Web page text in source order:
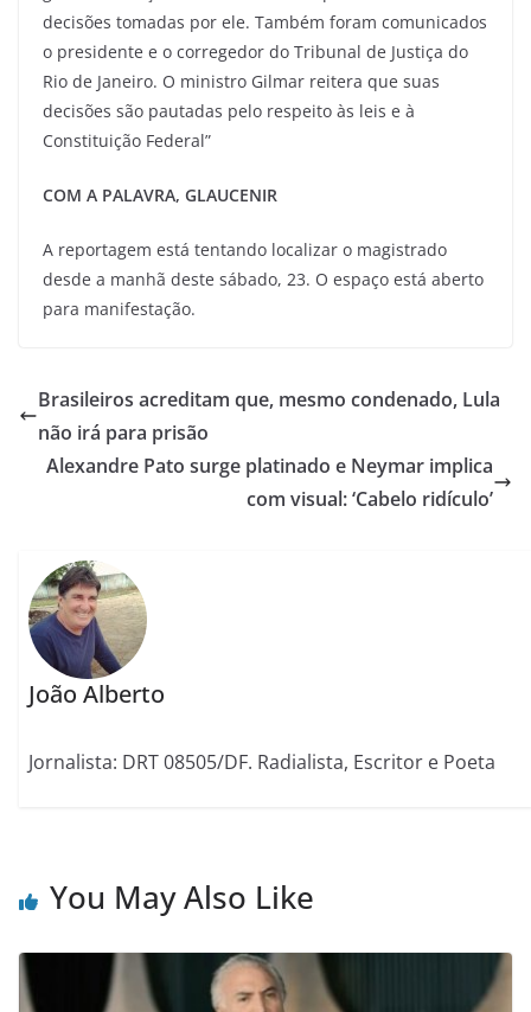
decisões tomadas por ele. Também foram comunicados
o presidente e o corregedor do Tribunal de Justiça do
Rio de Janeiro. O ministro Gilmar reitera que suas
decisões são pautadas pelo respeito às leis e à
Constituição Federal”
COM A PALAVRA, GLAUCENIR
A reportagem está tentando localizar o magistrado
desde a manhã deste sábado, 23. O espaço está aberto
para manifestação.
Brasileiros acreditam que, mesmo condenado, Lula
não irá para prisão
Alexandre Pato surge platinado e Neymar implica
com visual: ‘Cabelo ridículo’
João Alberto
Jornalista: DRT 08505/DF. Radialista, Escritor e Poeta
You May Also Like